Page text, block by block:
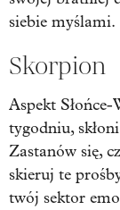
siebie myślami.
Skorpion
Aspekt
tygodniu,
Zastanów się,
skieruj te
twój sektor